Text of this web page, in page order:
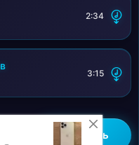
2:34
3:15
Добавить